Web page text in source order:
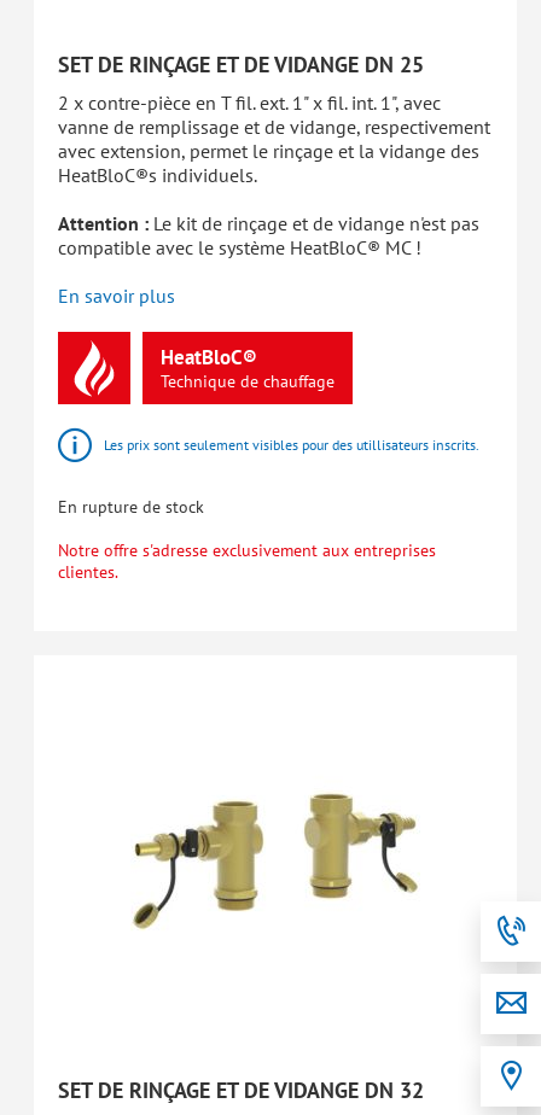
SET DE RINÇAGE ET DE VIDANGE DN 25
2 x contre-pièce en T fil. ext. 1" x fil. int. 1", avec
vanne de remplissage et de vidange, respectivement
avec extension, permet le rinçage et la vidange des
HeatBloC®s individuels.
Attention : Le kit de rinçage et de vidange n'est pas
compatible avec le système HeatBloC® MC !
En savoir plus
HeatBloC®
Technique de chauffage
Les prix sont seulement visibles pour des utillisateurs inscrits.
En rupture de stock
Notre offre s'adresse exclusivement aux entreprises
clientes.
SET DE RINÇAGE ET DE VIDANGE DN 32